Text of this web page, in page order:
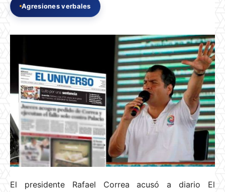
Agresiones verbales
El presidente Rafael Correa acusó a diario El